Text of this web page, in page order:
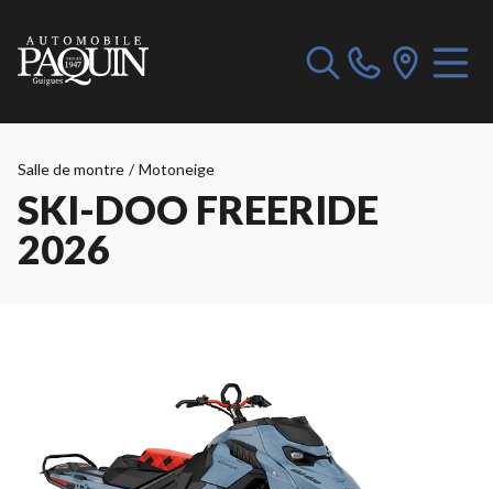
Salle de montre / Motoneige
SKI-DOO FREERIDE
2026